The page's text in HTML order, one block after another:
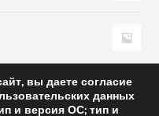
вы даете согласие
данных
и версия ОС; тип и